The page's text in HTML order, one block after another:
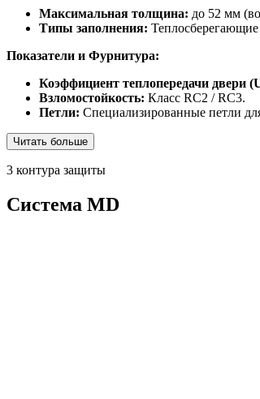
Максимальная толщина: до 52 мм
Типы заполнения:
Показатели и Фурнитура:
Коэффициент теплопередачи двери
Взломостойкость: Класс RC2 / RC3.
Петли: Специализированные петли
Читать больше
3 контура защиты
Система MD